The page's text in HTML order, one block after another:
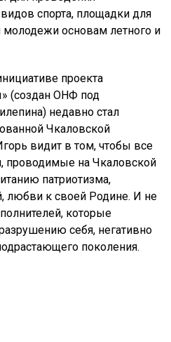
спорта, площадки для
молодежи основам летного и
проекта
(создан ОНФ под
недавно стал
Чкаловской
видит в том, чтобы все
проводимые на Чкаловской
патриотизма,
любви к своей Родине. И не
которые
себя, негативно
поколения.